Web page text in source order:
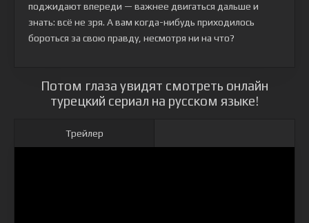
поджидают впереди — важнее двигаться дальше и
знать: всё не зря. А вам когда-нибудь приходилось
бороться за свою правду, несмотря ни на что?
Потом глаза увидят смотреть онлайн
турецкий сериал на русском языке!
Трейлер